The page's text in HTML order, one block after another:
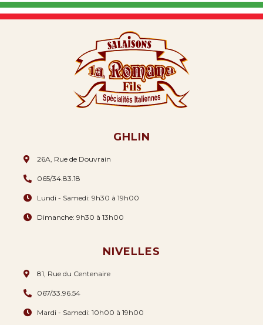
GHLIN
26A, Rue de Douvrain
065/34.83.18
Lundi - Samedi: 9h30 à 19h00
Dimanche: 9h30 à 13h00
NIVELLES
81, Rue du Centenaire
067/33.96.54
Mardi - Samedi: 10h00 à 19h00